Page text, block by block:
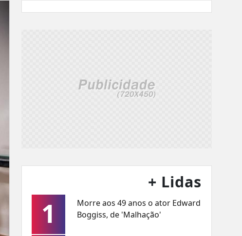
+ Lidas
1
Morre aos 49 anos o ator Edward
Boggiss, de 'Malhação'